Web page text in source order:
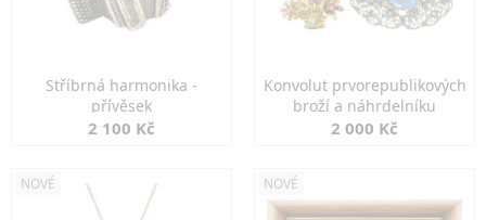
Stříbrná harmonika -
přívěsek
2 100 Kč
Konvolut prvorepublikových
broží a náhrdelníku
2 000 Kč
NOVÉ NOVÉ